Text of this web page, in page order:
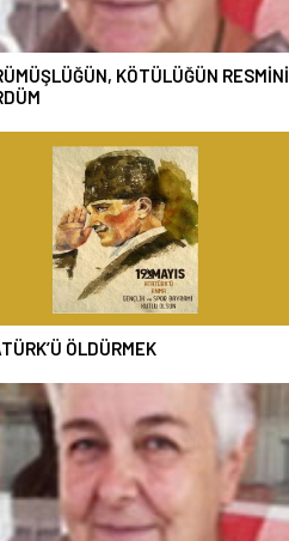
KÖTÜLÜĞÜN RESMİNİ
ÖLDÜRMEK